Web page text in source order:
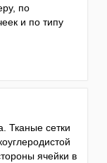
по
и по типу
Тканые сетки
ячейки в